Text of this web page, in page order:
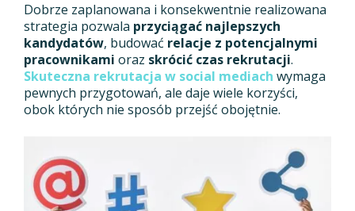
Dobrze zaplanowana i konsekwentnie realizowana
strategia pozwala przyciągać najlepszych
kandydatów, budować relacje z potencjalnymi
pracownikami oraz skrócić czas rekrutacji.
Skuteczna rekrutacja w social mediach wymaga
pewnych przygotowań, ale daje wiele korzyści,
obok których nie sposób przejść obojętnie.